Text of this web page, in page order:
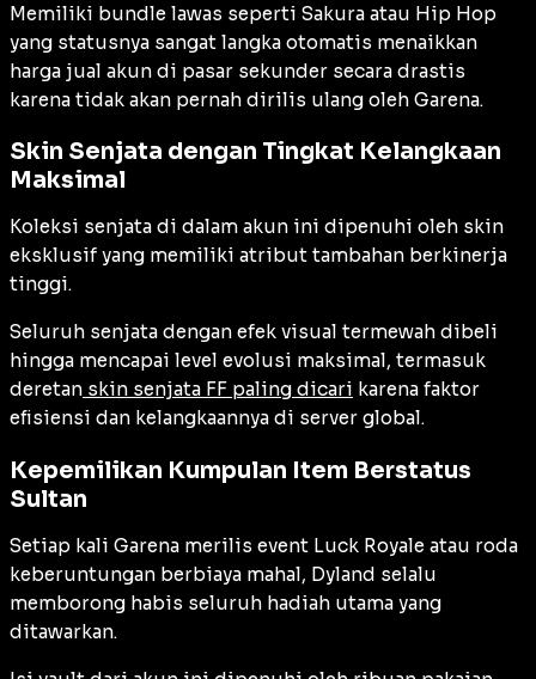
Memiliki bundle lawas seperti Sakura atau Hip Hop
yang statusnya sangat langka otomatis menaikkan
harga jual akun di pasar sekunder secara drastis
karena tidak akan pernah dirilis ulang oleh Garena.
Skin Senjata dengan Tingkat Kelangkaan
Maksimal
Koleksi senjata di dalam akun ini dipenuhi oleh skin
eksklusif yang memiliki atribut tambahan berkinerja
tinggi.
Seluruh senjata dengan efek visual termewah dibeli
hingga mencapai level evolusi maksimal, termasuk
deretan skin senjata FF paling dicari karena faktor
efisiensi dan kelangkaannya di server global.
Kepemilikan Kumpulan Item Berstatus
Sultan
Setiap kali Garena merilis event Luck Royale atau roda
keberuntungan berbiaya mahal, Dyland selalu
memborong habis seluruh hadiah utama yang
ditawarkan.